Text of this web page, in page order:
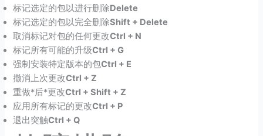
标记选定的包以进行删除Delete
标记选定的包以完全删除Shift + Delete
取消标记对包的任何更改Ctrl + N
标记所有可能的升级Ctrl + G
强制安装特定版本的包Ctrl + E
撤消上次更改Ctrl + Z
重做*后*更改Ctrl + Shift + Z
应用所有标记的更改Ctrl + P
退出突触Ctrl + Q